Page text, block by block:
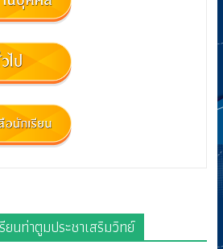
ยนท่าตูมประชาเสริมวิทย์